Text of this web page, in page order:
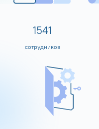
1600
сотрудников